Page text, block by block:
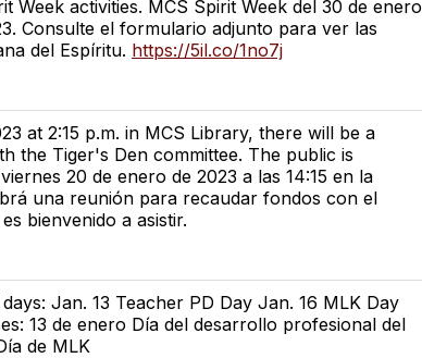
Week activities. MCS Spirit Week del 30 de enero
Consulte el formulario adjunto para ver las
del Espíritu. https://5il.co/1no7j
at 2:15 p.m. in MCS Library, there will be a
the Tiger's Den committee. The public is
20 de enero de 2023 a las 14:15 en la
una reunión para recaudar fondos con el
bienvenido a asistir.
Jan. 13 Teacher PD Day Jan. 16 MLK Day
13 de enero Día del desarrollo profesional del
de MLK